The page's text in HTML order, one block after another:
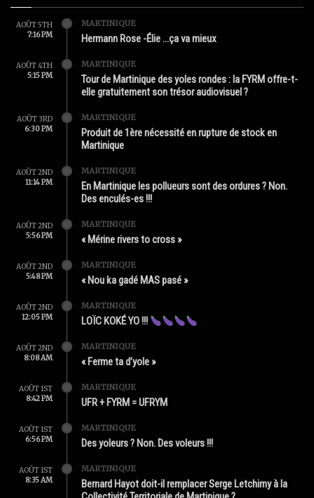
AOÛT 5TH
7:16 PM
MARTINIQUE
Hermann Rose -Élie …ça va mieux
AOÛT 4TH
5:15 PM
MARTINIQUE
Tour de Martinique des yoles rondes : la FYRM offre-t-
elle gratuitement son trésor audiovisuel ?
AOÛT 3RD
6:30 PM
MARTINIQUE
Produit de 1ère nécessité en rupture de stock en
Martinique
AOÛT 2ND
11:14 PM
MARTINIQUE
En Martinique les pollueurs sont des ordures ? Non.
Des enculés-es !!!
AOÛT 2ND
5:56 PM
MARTINIQUE
« Mérine rivers to cross »
AOÛT 2ND
5:48 PM
MARTINIQUE
« Nou ka gadé MAS pasé »
AOÛT 2ND
12:05 PM
MARTINIQUE
LOÏC KOKÉ YO !!!
AOÛT 2ND
8:08 AM
MARTINIQUE
« Ferme ta d’yole »
AOÛT 1ST
8:42 PM
MARTINIQUE
UFR + FYRM = UFRYM
AOÛT 1ST
6:56 PM
MARTINIQUE
Des yoleurs ? Non. Des voleurs !!!
AOÛT 1ST
8:35 AM
MARTINIQUE
Bernard Hayot doit-il remplacer Serge Letchimy à la